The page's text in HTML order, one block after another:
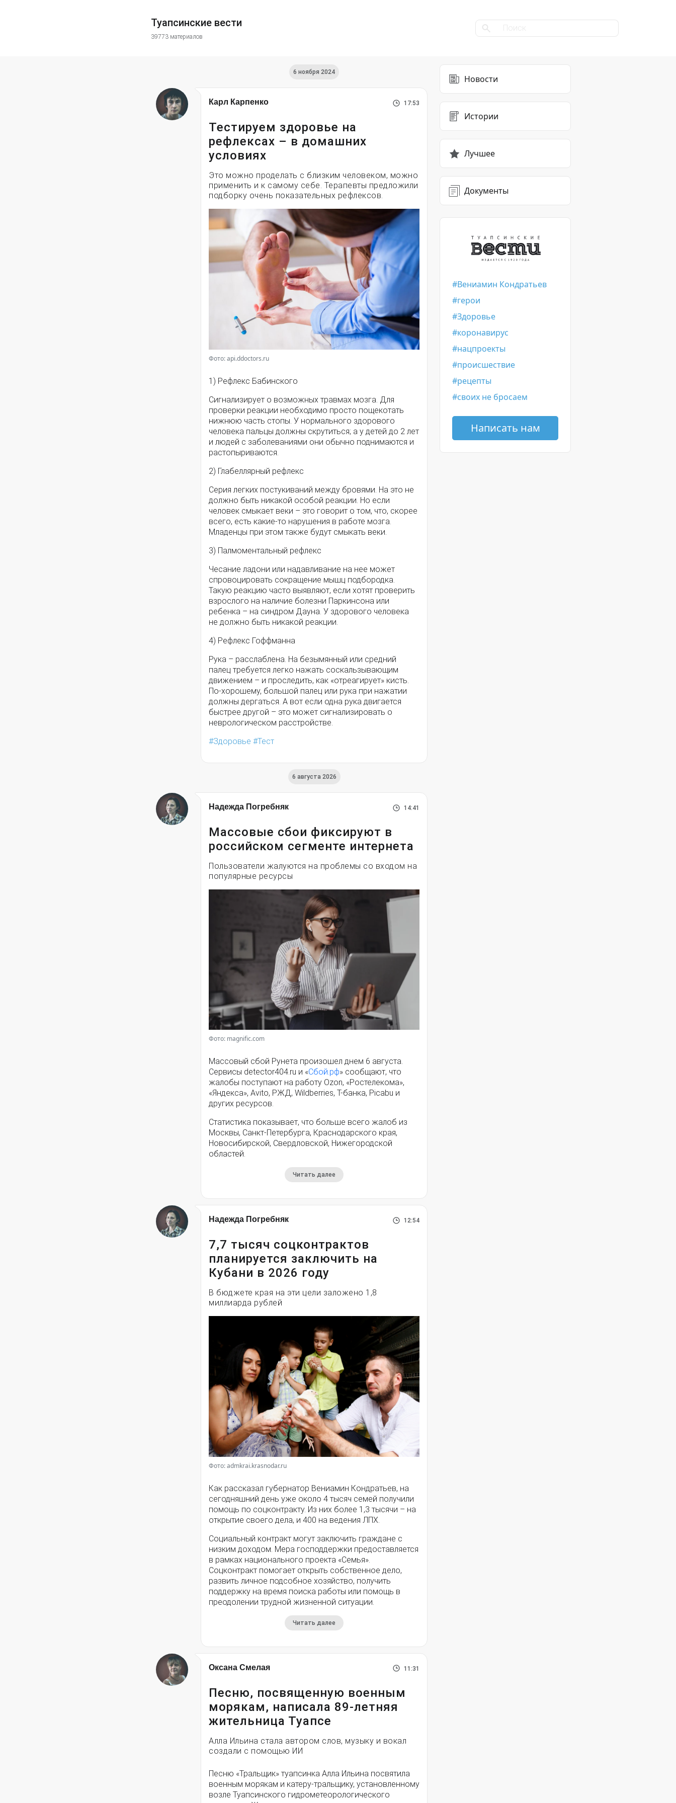
Туапсинские вести
39773 материалов
6 ноября 2024
Карл Карпенко 17:53
Тестируем здоровье на
рефлексах – в домашних
условиях
Это можно проделать с близким человеком, можно
применить и к самому себе. Терапевты предложили
подборку очень показательных рефлексов.
Фото: api.ddoctors.ru
1) Рефлекс Бабинского
Сигнализирует о возможных травмах мозга. Для
проверки реакции необходимо просто пощекотать
нижнюю часть стопы. У нормального здорового
человека пальцы должны скрутиться; а у детей до 2 лет
и людей с заболеваниями они обычно поднимаются и
растопыриваются.
2) Глабеллярный рефлекс
Серия легких постукиваний между бровями. На это не
должно быть никакой особой реакции. Но если
человек смыкает веки – это говорит о том, что, скорее
всего, есть какие-то нарушения в работе мозга.
Младенцы при этом также будут смыкать веки.
3) Палмоментальный рефлекс
Чесание ладони или надавливание на нее может
спровоцировать сокращение мышц подбородка.
Такую реакцию часто выявляют, если хотят проверить
взрослого на наличие болезни Паркинсона или
ребенка – на синдром Дауна. У здорового человека
не должно быть никакой реакции.
4) Рефлекс Гоффманна
Рука – расслаблена. На безымянный или средний
палец требуется легко нажать соскальзывающим
движением – и проследить, как «отреагирует» кисть.
По-хорошему, большой палец или рука при нажатии
должны дергаться. А вот если одна рука двигается
быстрее другой – это может сигнализировать о
неврологическом расстройстве.
Здоровье
Тест
6 августа 2026
Надежда Погребняк 14:41
Массовые сбои фиксируют в
российском сегменте интернета
Пользователи жалуются на проблемы со входом на
популярные ресурсы
Фото: magnific.com
Массовый сбой Рунета произошел днем 6 августа.
Сервисы detector404.ru и «Сбой.рф» сообщают, что
жалобы поступают на работу Ozon, «Ростелекома»,
«Яндекса», Avito, РЖД, Wildberries, Т-банка, Picabu и
других ресурсов.
Статистика показывает, что больше всего жалоб из
Москвы, Санкт-Петербурга, Краснодарского края,
Новосибирской, Свердловской, Нижегородской
областей.
Читать далее
Надежда Погребняк 12:54
7,7 тысяч соцконтрактов
планируется заключить на
Кубани в 2026 году
В бюджете края на эти цели заложено 1,8
миллиарда рублей
Фото: admkrai.krasnodar.ru
Как рассказал губернатор Вениамин Кондратьев, на
сегодняшний день уже около 4 тысяч семей получили
помощь по соцконтракту. Из них более 1,3 тысячи – на
открытие своего дела, и 400 на ведения ЛПХ.
Социальный контракт могут заключить граждане с
низким доходом. Мера господдержки предоставляется
в рамках национального проекта «Семья».
Соцконтракт помогает открыть собственное дело,
развить личное подсобное хозяйство, получить
поддержку на время поиска работы или помощь в
преодолении трудной жизненной ситуации.
Читать далее
Оксана Смелая 11:31
Песню, посвященную военным
морякам, написала 89-летняя
жительница Туапсе
Алла Ильина стала автором слов, музыку и вокал
создали с помощью ИИ
Песню «Тральщик» туапсинка Алла Ильина посвятила
военным морякам и катеру-тральщику, установленному
возле Туапсинского гидрометеорологического
Новости
Истории
Лучшее
Документы
Вениамин Кондратьев
герои
Здоровье
коронавирус
нацпроекты
происшествие
рецепты
своих не бросаем
Написать нам